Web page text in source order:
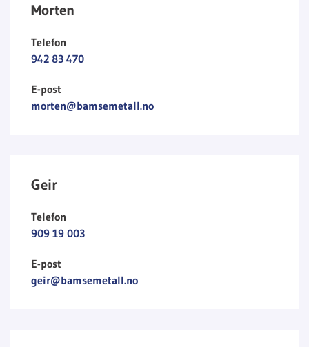
Morten
Telefon
942 83 470
E-post
morten@bamsemetall.no
Geir
Telefon
909 19 003
E-post
geir@bamsemetall.no